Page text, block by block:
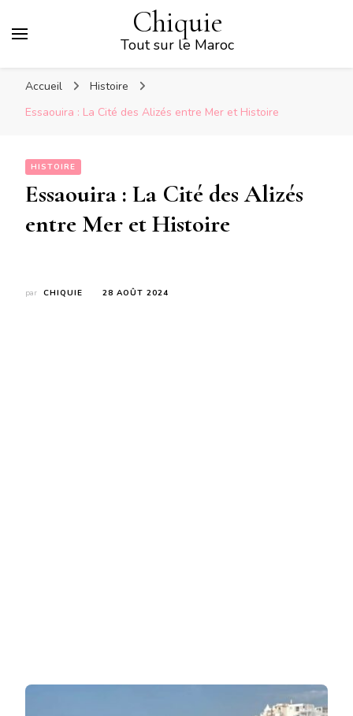
Chiquie
Tout sur le Maroc
Accueil
Histoire
Essaouira : La Cité des Alizés entre Mer et Histoire
HISTOIRE
Essaouira : La Cité des Alizés
entre Mer et Histoire
par CHIQUIE 28 AOÛT 2024